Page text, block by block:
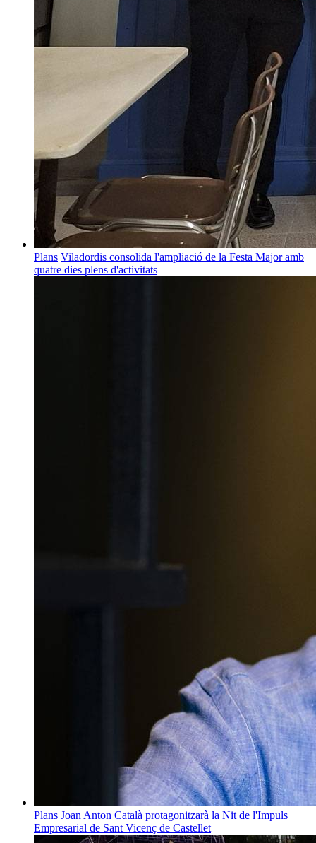
Plans Viladordis consolida l'ampliació de la Festa Major amb
quatre dies plens d'activitats
Plans Joan Anton Català protagonitzarà la Nit de l'Impuls
Empresarial de Sant Vicenç de Castellet